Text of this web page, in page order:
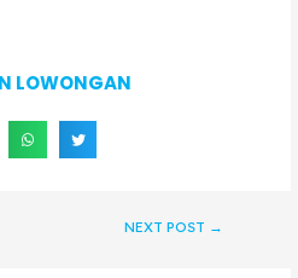
LOWONGAN
NEXT POST →